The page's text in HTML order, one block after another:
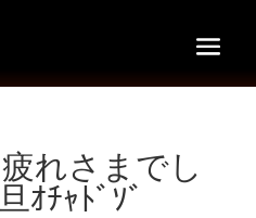
れさまでし
ｵﾁｬﾄﾞｿﾞ